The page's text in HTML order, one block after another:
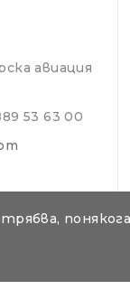
авиация
53 63 00